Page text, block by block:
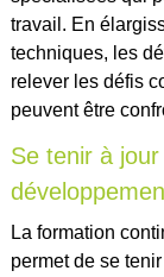
travail. En
techniques, les
relever les défis
peuvent être
Se tenir à
La formation
permet de se